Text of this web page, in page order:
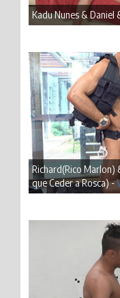
Kadu Nunes & Daniel
Richard(Rico Marlon)
que Ceder a Rosca) -